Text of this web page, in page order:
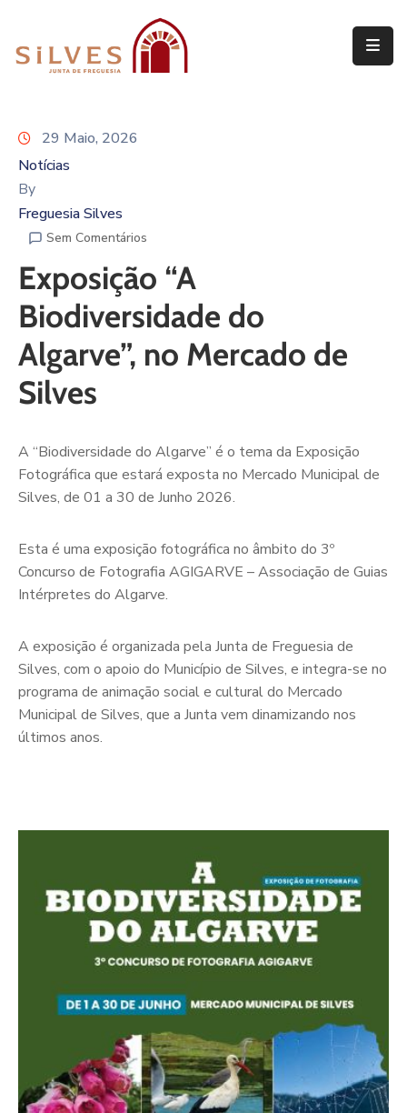
de
Freguesia
Assembleia
Freguesia
Projetos
29 Maio, 2026
Notícias
By
Freguesia Silves
Sem Comentários
Exposição “A
Biodiversidade do
Algarve”, no Mercado de
Silves
A “Biodiversidade do Algarve” é o tema da Exposição
Fotográfica que estará exposta no Mercado Municipal de
Silves, de 01 a 30 de Junho 2026.
Esta é uma exposição fotográfica no âmbito do 3º
Concurso de Fotografia AGIGARVE – Associação de Guias
Intérpretes do Algarve.
A exposição é organizada pela Junta de Freguesia de
Silves, com o apoio do Município de Silves, e integra-se no
programa de animação social e cultural do Mercado
Municipal de Silves, que a Junta vem dinamizando nos
últimos anos.